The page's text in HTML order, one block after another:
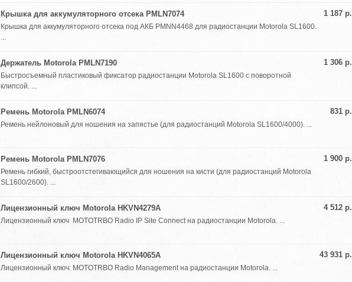
1 187 р.
Крышка для аккумуляторного отсека PMLN7074
Крышка для аккумуляторного отсека под АКБ PMNN4468 для радиостанции Motorola SL1600.
...
1 306 р.
Держатель Motorola PMLN7190
Быстросъемный пластиковый фиксатор радиостанции Motorola SL1600 с поворотной
клипсой. ...
831 р.
Ремень Motorola PMLN6074
Ремень нейлоновый для ношения на запястье (для радиостанций Motorola SL1600/4000). ...
1 900 р.
Ремень Motorola PMLN7076
Ремень гибкий, быстроотстегивающийся для ношения на кисти (для радиостанций Motorola
SL1600/2600). ...
4 512 р.
Лицензионный ключ Motorola HKVN4279A
Лицензионный ключ MOTOTRBO Radio IP Site Connect на радиостанции Motorola. ...
43 931 р.
Лицензионный ключ Motorola HKVN4065A
Лицензионный ключ: MOTOTRBO Radio Management на радиостанции Motorola. ...